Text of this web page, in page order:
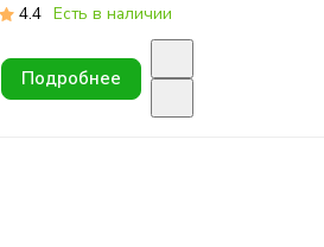
4.4 Есть в наличии
Подробнее